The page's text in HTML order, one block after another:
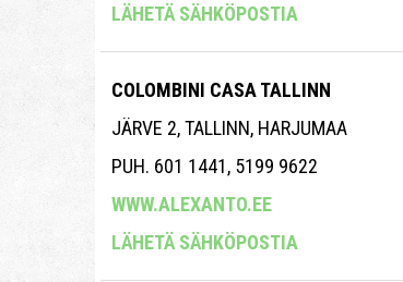
LÄHETÄ SÄHKÖPOSTIA
COLOMBINI CASA TALLINN
JÄRVE 2, TALLINN, HARJUMAA
PUH. 601 1441, 5199 9622
WWW.ALEXANTO.EE
LÄHETÄ SÄHKÖPOSTIA